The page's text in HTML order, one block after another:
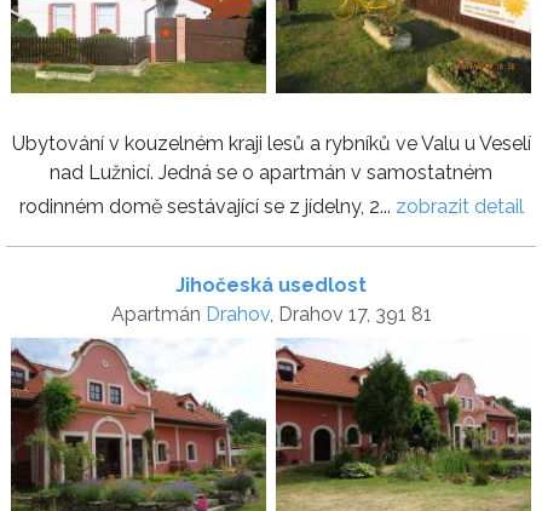
Ubytování v kouzelném kraji lesů a rybníků ve Valu u Veselí
nad Lužnicí. Jedná se o apartmán v samostatném
rodinném domě sestávající se z jídelny, 2... zobrazit detail
Jihočeská usedlost
Apartmán Drahov, Drahov 17, 391 81